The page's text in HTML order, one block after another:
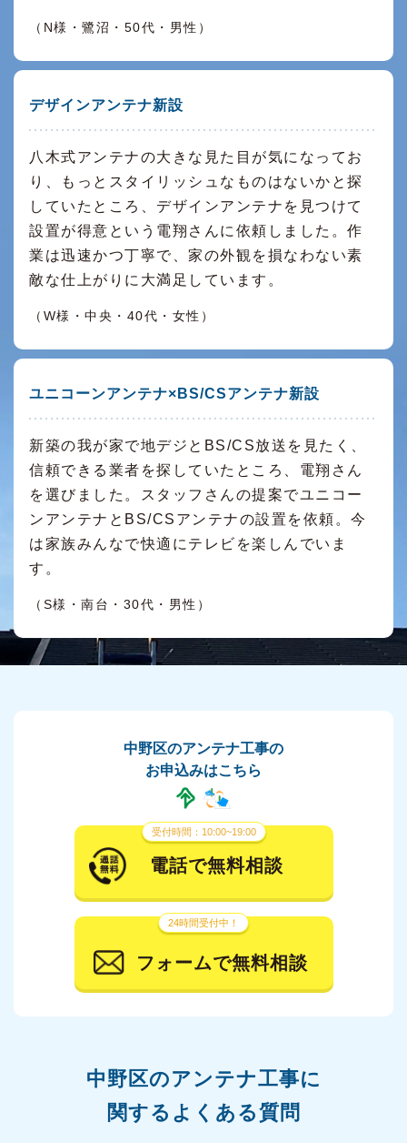
（N様・鷺沼・50代・男性）
デザインアンテナ新設
八木式アンテナの大きな見た目が気になってお
り、もっとスタイリッシュなものはないかと探
していたところ、デザインアンテナを見つけて
設置が得意という電翔さんに依頼しました。作
業は迅速かつ丁寧で、家の外観を損なわない素
敵な仕上がりに大満足しています。
（W様・中央・40代・女性）
ユニコーンアンテナ×BS/CSアンテナ新設
新築の我が家で地デジとBS/CS放送を見たく、
信頼できる業者を探していたところ、電翔さん
を選びました。スタッフさんの提案でユニコー
ンアンテナとBS/CSアンテナの設置を依頼。今
は家族みんなで快適にテレビを楽しんでいま
す。
（S様・南台・30代・男性）
中野区のアンテナ工事の
お申込みはこちら
受付時間：10:00~19:00
電話で無料相談
24時間受付中！
フォームで無料相談
中野区のアンテナ工事に
関するよくある質問